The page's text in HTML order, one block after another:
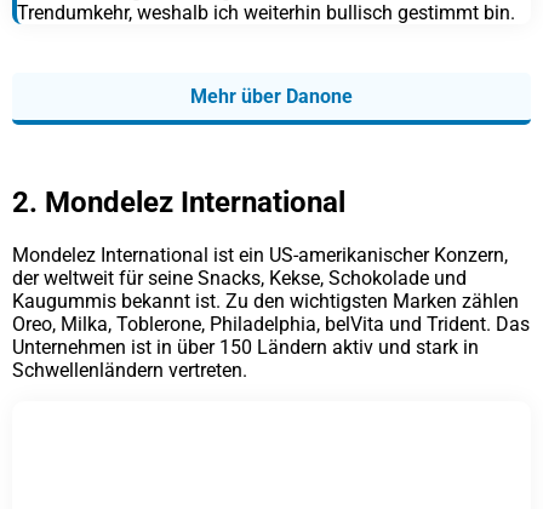
Trendumkehr, weshalb ich weiterhin bullisch gestimmt bin.
Mehr über Danone
2. Mondelez International
Mondelez International ist ein US-amerikanischer Konzern,
der weltweit für seine Snacks, Kekse, Schokolade und
Kaugummis bekannt ist. Zu den wichtigsten Marken zählen
Oreo, Milka, Toblerone, Philadelphia, belVita und Trident. Das
Unternehmen ist in über 150 Ländern aktiv und stark in
Schwellenländern vertreten.